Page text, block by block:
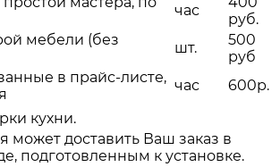
час
руб.
мебели (без
шт.
500
руб
в прайс-листе, час
600р.
кухни.
может доставить Ваш заказ в
подготовленным к установке.